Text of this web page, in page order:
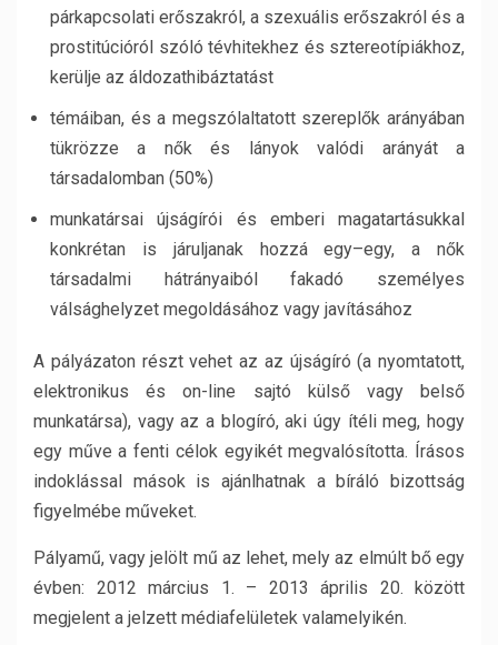
párkapcsolati erőszakról, a szexuális erőszakról és a
prostitúcióról szóló tévhitekhez és sztereotípiákhoz,
kerülje az áldozathibáztatást
témáiban, és a megszólaltatott szereplők arányában
tükrözze a nők és lányok valódi arányát a
társadalomban (50%)
munkatársai újságírói és emberi magatartásukkal
konkrétan is járuljanak hozzá egy–egy, a nők
társadalmi hátrányaiból fakadó személyes
válsághelyzet megoldásához vagy javításához
A pályázaton részt vehet az az újságíró (a nyomtatott,
elektronikus és on-line sajtó külső vagy belső
munkatársa), vagy az a blogíró, aki úgy ítéli meg, hogy
egy műve a fenti célok egyikét megvalósította. Írásos
indoklással mások is ajánlhatnak a bíráló bizottság
figyelmébe műveket.
Pályamű, vagy jelölt mű az lehet, mely az elmúlt bő egy
évben: 2012 március 1. – 2013 április 20. között
megjelent a jelzett médiafelületek valamelyikén.